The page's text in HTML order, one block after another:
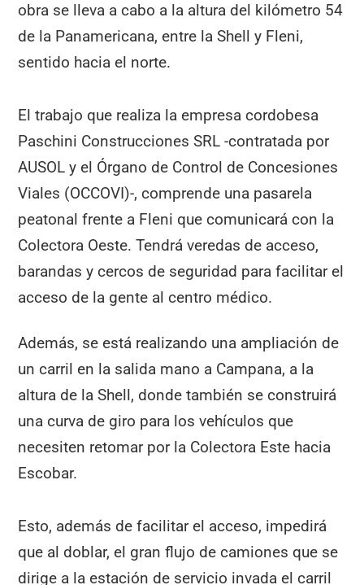
obra se lleva a cabo a la altura del kilómetro 54
de la Panamericana, entre la Shell y Fleni,
sentido hacia el norte.
El trabajo que realiza la empresa cordobesa
Paschini Construcciones SRL -contratada por
AUSOL y el Órgano de Control de Concesiones
Viales (OCCOVI)-, comprende una pasarela
peatonal frente a Fleni que comunicará con la
Colectora Oeste. Tendrá veredas de acceso,
barandas y cercos de seguridad para facilitar el
acceso de la gente al centro médico.
Además, se está realizando una ampliación de
un carril en la salida mano a Campana, a la
altura de la Shell, donde también se construirá
una curva de giro para los vehículos que
necesiten retomar por la Colectora Este hacia
Escobar.
Esto, además de facilitar el acceso, impedirá
que al doblar, el gran flujo de camiones que se
dirige a la estación de servicio invada el carril